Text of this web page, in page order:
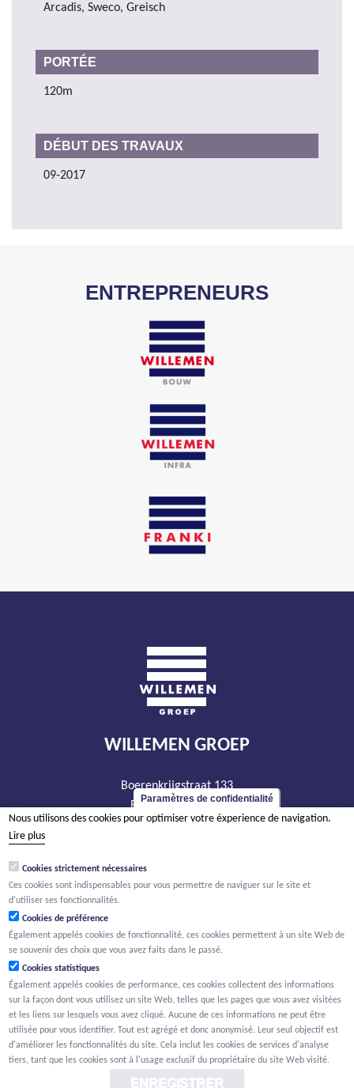
Arcadis, Sweco, Greisch
PORTÉE
120m
DÉBUT DES TRAVAUX
09-2017
ENTREPRENEURS
WILLEMEN GROEP
Boerenkrijgstraat 133
BE - 2800 Malines
tél +32 15 569 965
TVA BE 0466.256.432
RPM Anvers, département Malines
Paramètres de confidentialité
Nous utilisons des cookies pour optimiser votre éxperience de navigation.
Lire plus
Cookies strictement nécessaires
Ces cookies sont indispensables pour vous permettre de naviguer sur le site et
d'utiliser ses fonctionnalités.
Cookies de préférence
Également appelés cookies de fonctionnalité, ces cookies permettent à un site Web de
se souvenir des choix que vous avez faits dans le passé.
Cookies statistiques
Également appelés cookies de performance, ces cookies collectent des informations
sur la façon dont vous utilisez un site Web, telles que les pages que vous avez visitées
et les liens sur lesquels vous avez cliqué. Aucune de ces informations ne peut être
utilisée pour vous identifier. Tout est agrégé et donc anonymisé. Leur seul objectif est
d'améliorer les fonctionnalités du site. Cela inclut les cookies de services d'analyse
tiers, tant que les cookies sont à l'usage exclusif du propriétaire du site Web visité.
ENREGISTRER